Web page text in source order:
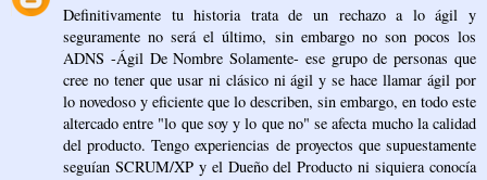
Definitivamente tu historia trata de un rechazo a lo ágil y
seguramente no será el último, sin embargo no son pocos los
ADNS -Ágil De Nombre Solamente- ese grupo de personas que
cree no tener que usar ni clásico ni ágil y se hace llamar ágil por
lo novedoso y eficiente que lo describen, sin embargo, en todo este
altercado entre "lo que soy y lo que no" se afecta mucho la calidad
del producto. Tengo experiencias de proyectos que supuestamente
seguían SCRUM/XP y el Dueño del Producto ni siquiera conocía